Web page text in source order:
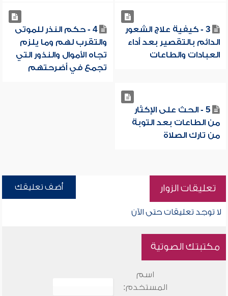
3 - كيفية علاج الشعور
الدائم بالتقصير بعد أداء
العبادات والطاعات
4 - حكم النذر للموتى
والتقرب لهم وما يلزم
تجاه الأموال والنذور التي
تجمع في أضرحتهم
5 - الحث على الإكثار
من الطاعات بعد التوبة
من تارك الصلاة
تعليقات الزوار أضف تعليقك
لا توجد تعليقات حتى الآن
مكتبتك الصوتية
اسم
المستخدم: